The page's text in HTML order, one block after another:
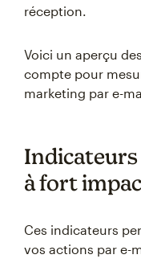
réception.
Voici un aperçu
compte pour
marketing par e-
Indicateurs
à fort
Ces indicateurs
vos actions par e-